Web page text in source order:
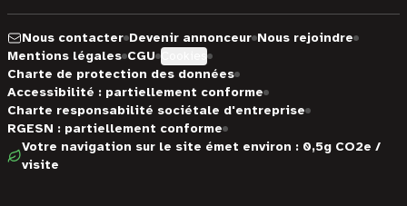
Nous contacter Devenir annonceur Nous rejoindre
Mentions légales CGU
Charte de protection des données
Accessibilité : partiellement conforme
Charte responsabilité sociétale d'entreprise
RGESN : partiellement conforme
Votre navigation sur le site émet environ : 0,5g CO2e /
visite